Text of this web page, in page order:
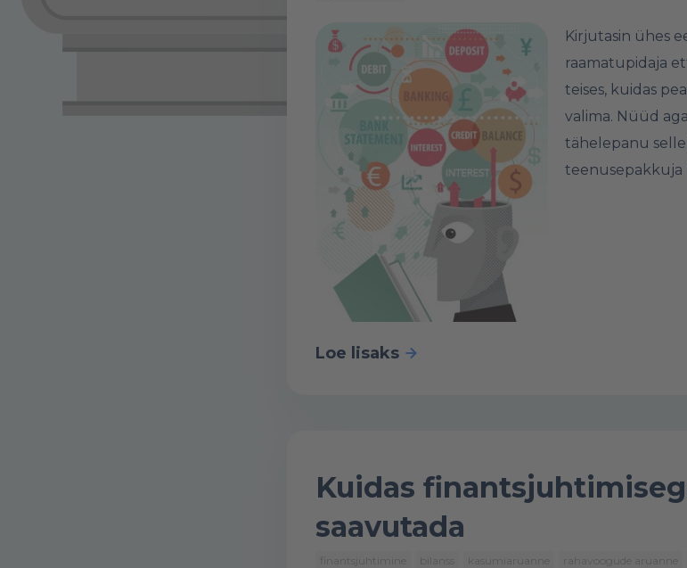
Kirjutasin ühes
raamatupidaja
teises, kuidas
valima. Nüüd
tähelepanu
teenusepakkuja
Loe lisaks
Kuidas
saavutada
finantsjuhtimine bilanss kasumiaruanne rahavoogude aruanne